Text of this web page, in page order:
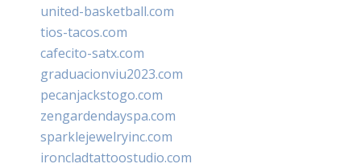
united-basketball.com
tios-tacos.com
cafecito-satx.com
graduacionviu2023.com
pecanjackstogo.com
zengardendayspa.com
sparklejewelryinc.com
ironcladtattoostudio.com